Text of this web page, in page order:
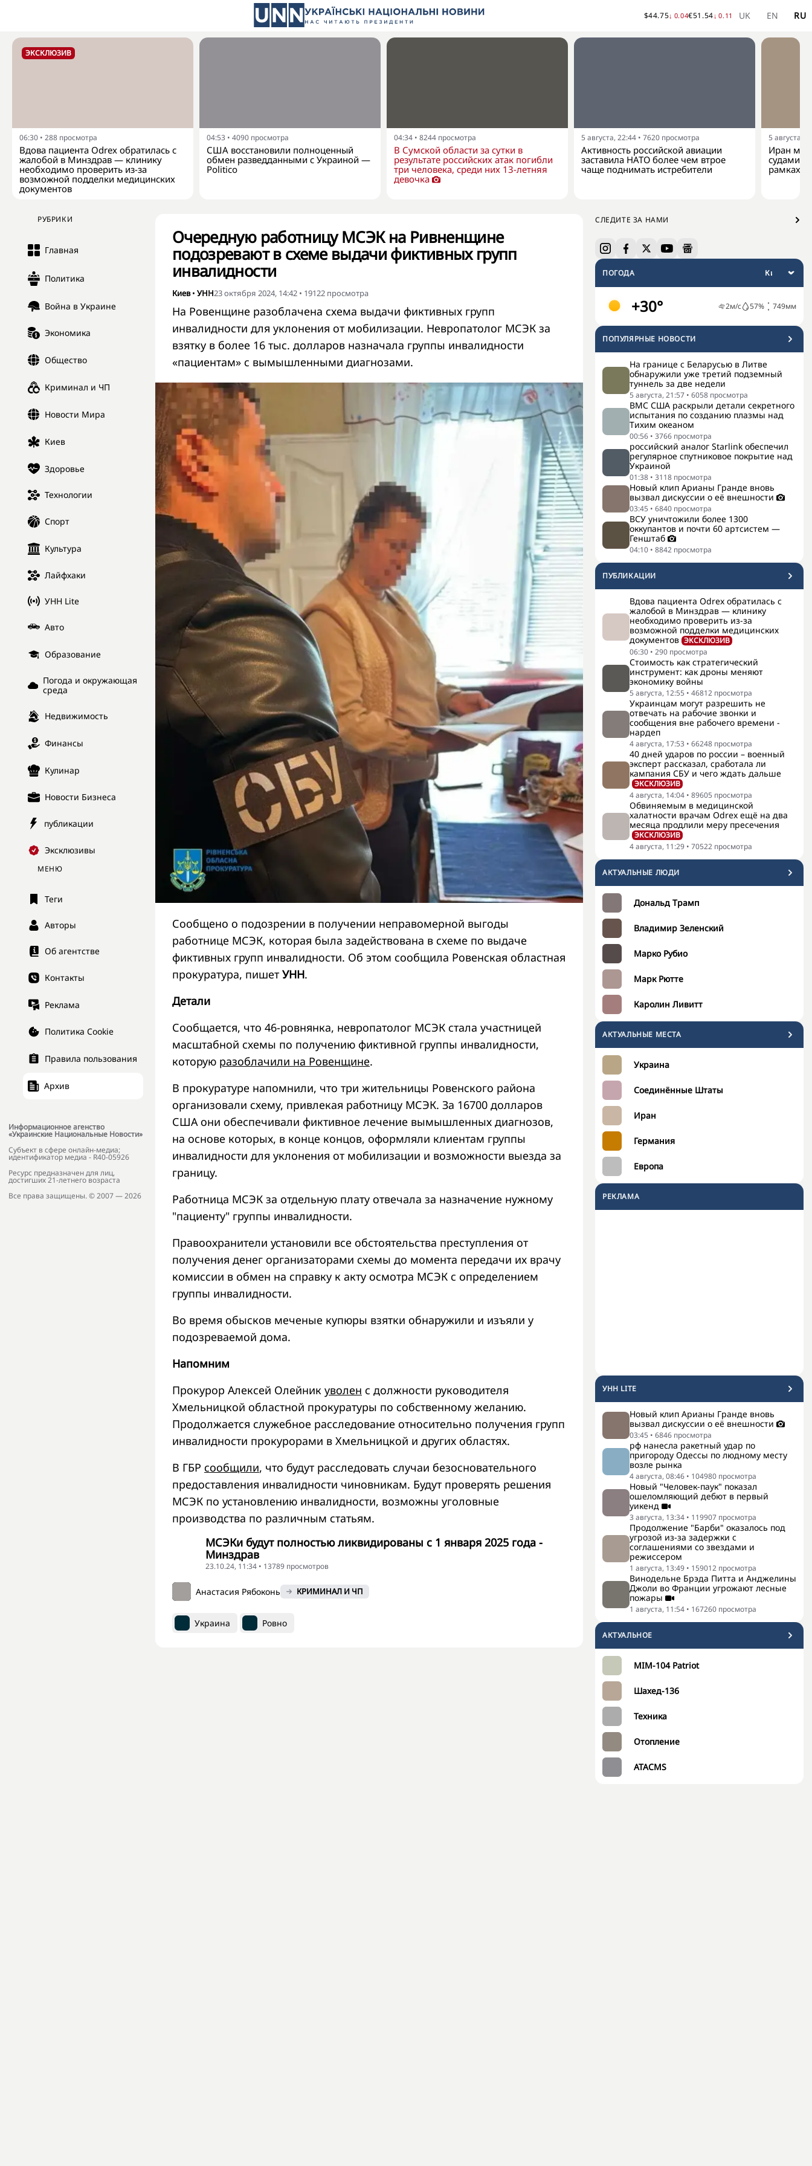
$44.75↓ 0.04€51.54↓ 0.11 UK EN RU
ЭКСКЛЮЗИВ
06:30 • 288 просмотра
Вдова пациента Odrex обратилась с
жалобой в Минздрав — клинику
необходимо проверить из-за
возможной подделки медицинских
документов
04:53 • 4090 просмотра
США восстановили полноценный
обмен разведданными с Украиной —
Politico
04:34 • 8244 просмотра
В Сумской области за сутки в
результате российских атак погибли
три человека, среди них 13-летняя
девочка
5 августа, 22:44 • 7620 просмотра
Активность российской авиации
заставила НАТО более чем втрое
чаще поднимать истребители
5 августа,
Иран
судами в
рамках
РУБРИКИ
Главная
Политика
Война в Украине
Экономика
Общество
Криминал и ЧП
Новости Мира
Киев
Здоровье
Технологии
Спорт
Культура
Лайфхаки
УНН Lite
Авто
Образование
Погода и окружающая
среда
Недвижимость
Финансы
Кулинар
Новости Бизнеса
публикации
Эксклюзивы
МЕНЮ
Теги
Авторы
Об агентстве
Контакты
Реклама
Политика Cookie
Правила пользования
Архив
Информационное агенство
«Украинские Национальные Новости»
Субъект в сфере онлайн-медиа;
идентификатор медиа - R40-05926
Ресурс предназначен для лиц,
достигших 21-летнего возраста
Все права защищены. © 2007 — 2026
СЛЕДИТЕ ЗА НАМИ
ПОГОДА
+30° 2м/с 57% 749мм
ПОПУЛЯРНЫЕ НОВОСТИ
На границе с Беларусью в Литве
обнаружили уже третий подземный
туннель за две недели
5 августа, 21:57 • 6058 просмотра
ВМС США раскрыли детали секретного
испытания по созданию плазмы над
Тихим океаном
00:56 • 3766 просмотра
российский аналог Starlink обеспечил
регулярное спутниковое покрытие над
Украиной
01:38 • 3118 просмотра
Новый клип Арианы Гранде вновь
вызвал дискуссии о её внешности
03:45 • 6840 просмотра
ВСУ уничтожили более 1300
оккупантов и почти 60 артсистем —
Генштаб
04:10 • 8842 просмотра
ПУБЛИКАЦИИ
Вдова пациента Odrex обратилась с
жалобой в Минздрав — клинику
необходимо проверить из-за
возможной подделки медицинских
документов ЭКСКЛЮЗИВ
06:30 • 290 просмотра
Стоимость как стратегический
инструмент: как дроны меняют
экономику войны
5 августа, 12:55 • 46812 просмотра
Украинцам могут разрешить не
отвечать на рабочие звонки и
сообщения вне рабочего времени -
нардеп
4 августа, 17:53 • 66248 просмотра
40 дней ударов по россии – военный
эксперт рассказал, сработала ли
кампания СБУ и чего ждать дальше
ЭКСКЛЮЗИВ
4 августа, 14:04 • 89605 просмотра
Обвиняемым в медицинской
халатности врачам Odrex ещё на два
месяца продлили меру пресечения
ЭКСКЛЮЗИВ
4 августа, 11:29 • 70522 просмотра
АКТУАЛЬНЫЕ ЛЮДИ
Дональд Трамп
Владимир Зеленский
Марко Рубио
Марк Рютте
Каролин Ливитт
АКТУАЛЬНЫЕ МЕСТА
Украина
Соединённые Штаты
Иран
Германия
Европа
РЕКЛАМА
УНН LITE
Новый клип Арианы Гранде вновь
вызвал дискуссии о её внешности
03:45 • 6846 просмотра
рф нанесла ракетный удар по
пригороду Одессы по людному месту
возле рынка
4 августа, 08:46 • 104980 просмотра
Новый "Человек-паук" показал
ошеломляющий дебют в первый
уикенд
3 августа, 13:34 • 119907 просмотра
Продолжение "Барби" оказалось под
угрозой из-за задержки с
соглашениями со звездами и
режиссером
1 августа, 13:49 • 159012 просмотра
Винодельне Брэда Питта и Анджелины
Джоли во Франции угрожают лесные
пожары
1 августа, 11:54 • 167260 просмотра
АКТУАЛЬНОЕ
MIM-104 Patriot
Шахед-136
Техника
Отопление
ATACMS
Очередную работницу МСЭК на Ривненщине
подозревают в схеме выдачи фиктивных групп
инвалидности
Киев• УНН23 октября 2024, 14:42 • 19122 просмотра
На Ровенщине разоблачена схема выдачи фиктивных групп
инвалидности для уклонения от мобилизации. Невропатолог МСЭК за
взятку в более 16 тыс. долларов назначала группы инвалидности
«пациентам» с вымышленными диагнозами.
Сообщено о подозрении в получении неправомерной выгоды
работнице МСЭК, которая была задействована в схеме по выдаче
фиктивных групп инвалидности. Об этом сообщила Ровенская областная
прокуратура, пишет УНН.
Детали
Сообщается, что 46-ровнянка, невропатолог МСЭК стала участницей
масштабной схемы по получению фиктивной группы инвалидности,
которую разоблачили на Ровенщине.
В прокуратуре напомнили, что три жительницы Ровенского района
организовали схему, привлекая работницу МСЭК. За 16700 долларов
США они обеспечивали фиктивное лечение вымышленных диагнозов,
на основе которых, в конце концов, оформляли клиентам группы
инвалидности для уклонения от мобилизации и возможности выезда за
границу.
Работница МСЭК за отдельную плату отвечала за назначение нужному
"пациенту" группы инвалидности.
Правоохранители установили все обстоятельства преступления от
получения денег организаторами схемы до момента передачи их врачу
комиссии в обмен на справку к акту осмотра МСЭК с определением
группы инвалидности.
Во время обысков меченые купюры взятки обнаружили и изъяли у
подозреваемой дома.
Напомним
Прокурор Алексей Олейник уволен с должности руководителя
Хмельницкой областной прокуратуры по собственному желанию.
Продолжается служебное расследование относительно получения групп
инвалидности прокурорами в Хмельницкой и других областях.
В ГБР сообщили, что будут расследовать случаи безосновательного
предоставления инвалидности чиновникам. Будут проверять решения
МСЭК по установлению инвалидности, возможны уголовные
производства по различным статьям.
МСЭКи будут полностью ликвидированы с 1 января 2025 года -
Минздрав
23.10.24, 11:34 • 13789 просмотров
Анастасия Рябоконь КРИМИНАЛ И ЧП
Украина Ровно